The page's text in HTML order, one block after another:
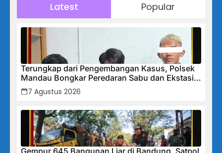
Latest Popular
Terungkap dari Pengembangan Kasus, Polsek
Mandau Bongkar Peredaran Sabu dan Ekstasi
di Air Jamban, Tiga Pelaku Diamankan
7 Agustus 2026